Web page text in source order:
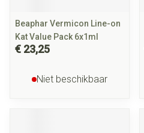
Beaphar Vermicon Line-on
Kat Value Pack 6x1ml
€ 23,25
Niet beschikbaar